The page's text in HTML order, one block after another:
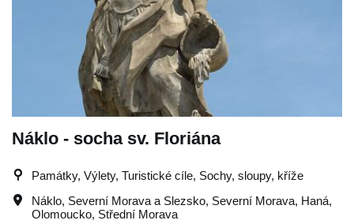
Náklo - socha sv. Floriána
Památky, Výlety, Turistické cíle, Sochy, sloupy, kříže
Náklo, Severní Morava a Slezsko, Severní Morava, Haná,
Olomoucko, Střední Morava